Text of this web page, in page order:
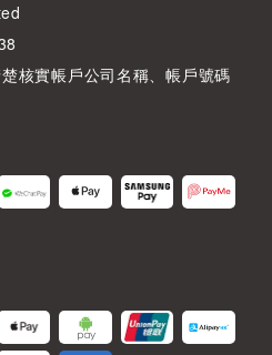
核實帳戶公司名稱、帳戶號碼